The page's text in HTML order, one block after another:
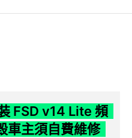
FSD v14 Lite 頻
車主須自費維修